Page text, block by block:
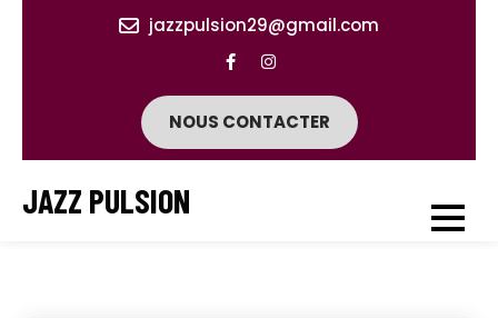
jazzpulsion29@gmail.com
NOUS CONTACTER
JAZZ PULSION